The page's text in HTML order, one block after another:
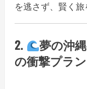
を逃さず、賢く旅
2.
夢の沖
の衝撃プラ